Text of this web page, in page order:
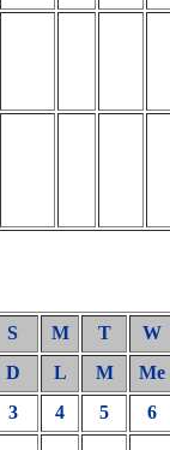
S M T
W
D L M
Me
3 4 5 6